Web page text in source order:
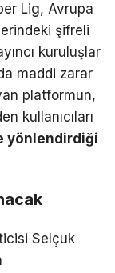
Lig, Avrupa
şifreli
kuruluşlar
maddi zarar
platformun,
kullanıcıları
yönlendirdiği
Selçuk